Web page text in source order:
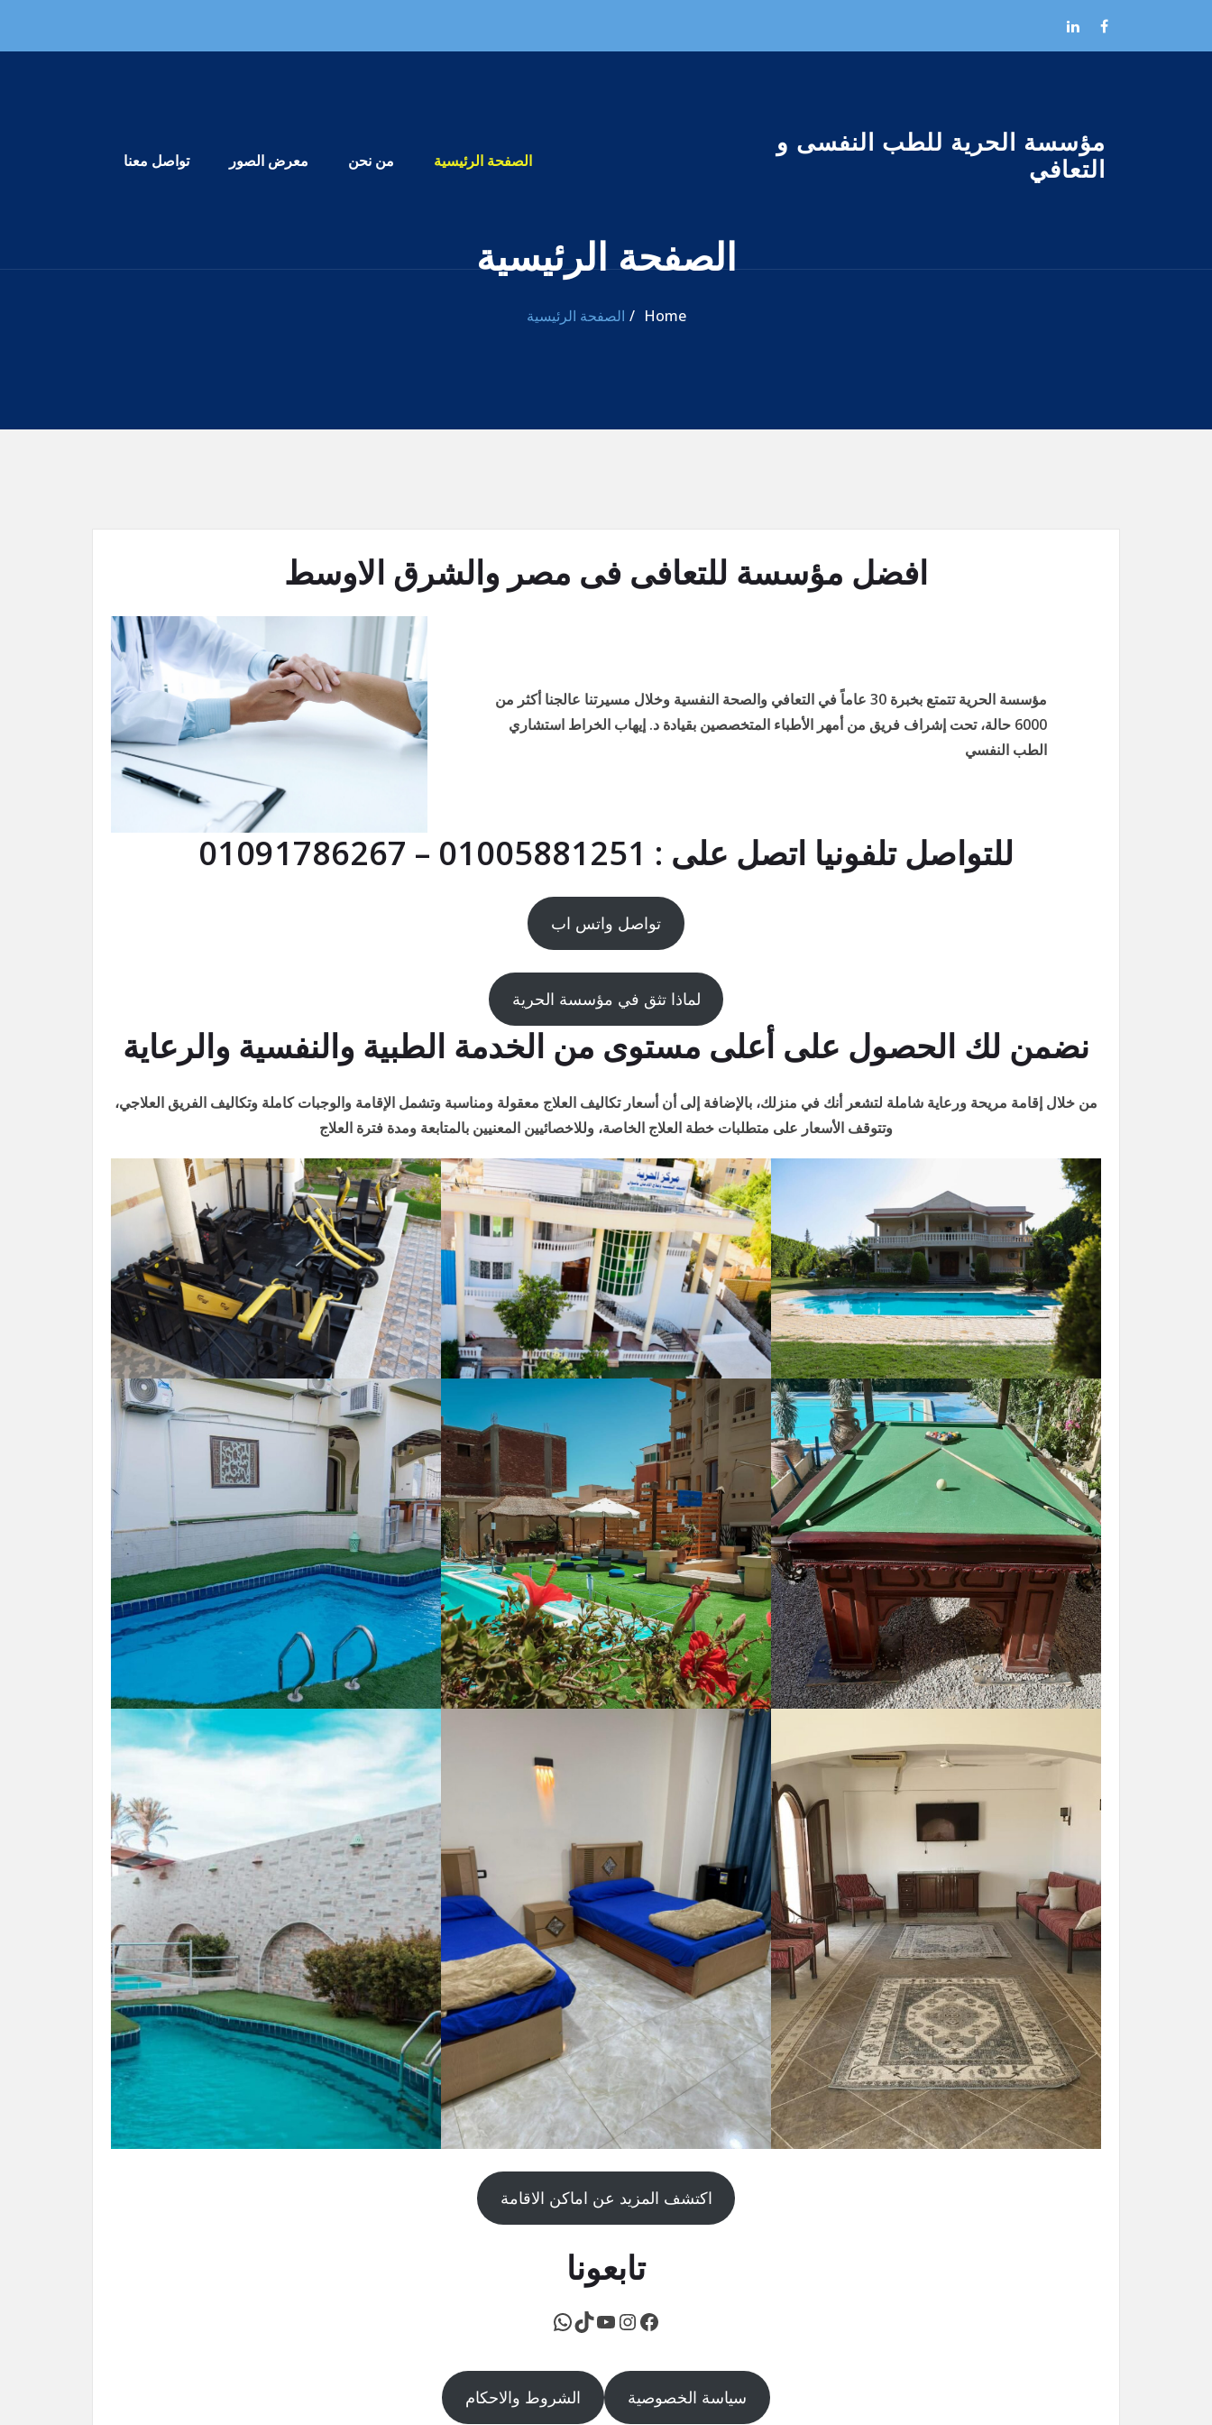
مؤسسة الحرية للطب النفسى و
التعافي
الصفحة الرئيسية
من نحن معرض الصور تواصل معنا
الصفحة الرئيسية
Home الصفحة الرئيسية
افضل مؤسسة للتعافى فى مصر والشرق الاوسط
مؤسسة الحرية تتمتع بخبرة 30 عاماً في التعافي والصحة النفسية وخلال مسيرتنا عالجنا أكثر من
6000 حالة، تحت إشراف فريق من أمهر الأطباء المتخصصين بقيادة د. إيهاب الخراط استشاري
الطب النفسي
للتواصل تلفونيا اتصل على : 01005881251 – 01091786267
تواصل واتس اب
لماذا تثق في مؤسسة الحرية
نضمن لك الحصول على أعلى مستوى من الخدمة الطبية والنفسية والرعاية
من خلال إقامة مريحة ورعاية شاملة لتشعر أنك في منزلك، بالإضافة إلى أن أسعار تكاليف العلاج معقولة ومناسبة وتشمل الإقامة والوجبات كاملة وتكاليف الفريق العلاجي،
وتتوقف الأسعار على متطلبات خطة العلاج الخاصة، وللاخصائيين المعنيين بالمتابعة ومدة فترة العلاج
اكتشف المزيد عن اماكن الاقامة
تابعونا
فيسبوك
إنستجرام
يوتيوب
تيك توك
واتساب
سياسة الخصوصية الشروط والاحكام